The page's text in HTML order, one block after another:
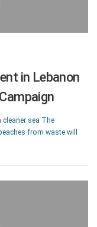
in Lebanon
sea The
from waste will